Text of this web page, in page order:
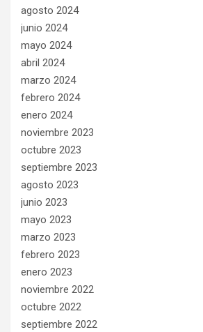
agosto 2024
junio 2024
mayo 2024
abril 2024
marzo 2024
febrero 2024
enero 2024
noviembre 2023
octubre 2023
septiembre 2023
agosto 2023
junio 2023
mayo 2023
marzo 2023
febrero 2023
enero 2023
noviembre 2022
octubre 2022
septiembre 2022